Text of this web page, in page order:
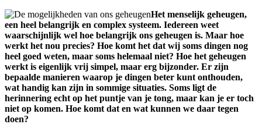
Het menselijk geheugen,
een heel belangrijk en complex systeem. Iedereen weet
waarschijnlijk wel hoe belangrijk ons geheugen is. Maar hoe
werkt het nou precies? Hoe komt het dat wij soms dingen nog
heel goed weten, maar soms helemaal niet? Hoe het geheugen
werkt is eigenlijk vrij simpel, maar erg bijzonder. Er zijn
bepaalde manieren waarop je dingen beter kunt onthouden,
wat handig kan zijn in sommige situaties. Soms ligt de
herinnering echt op het puntje van je tong, maar kan je er toch
niet op komen. Hoe komt dat en wat kunnen we daar tegen
doen?